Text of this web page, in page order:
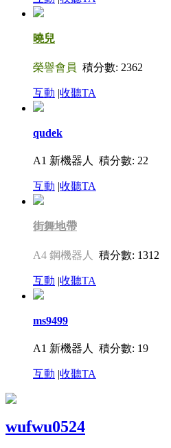
曉兒
榮譽會員 積分數: 2362
互動 |收聽TA
qudek
A1 新機器人 積分數: 22
互動 |收聽TA
街舞地帶
A4 鋼機器人 積分數: 1312
互動 |收聽TA
ms9499
A1 新機器人 積分數: 19
互動 |收聽TA
wufwu0524